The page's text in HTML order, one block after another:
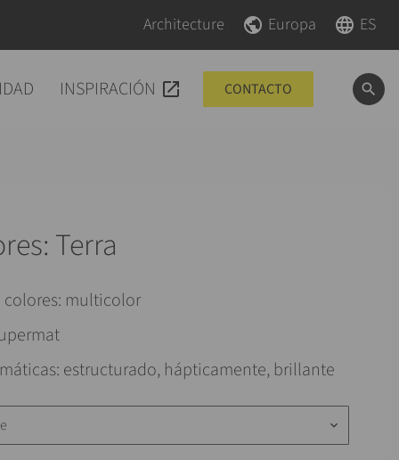
Saltar navegación
Architecture Saltar navegación Europa ES
INSPIRACIÓN CONTACTO
Terra
multicolor
estructurado, hápticamente, brillante
keyboard_arrow_down